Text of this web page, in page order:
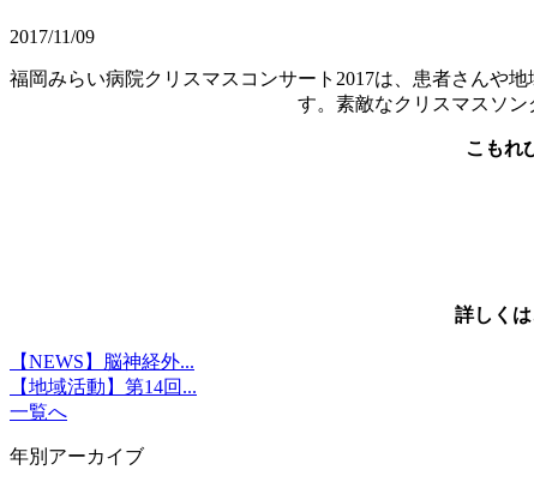
2017/11/09
福岡みらい病院クリスマスコンサート2017は、患者さんや
す。素敵なクリスマスソ
こもれ
詳しく
【NEWS】脳神経外...
【地域活動】第14回...
一覧へ
年別アーカイブ